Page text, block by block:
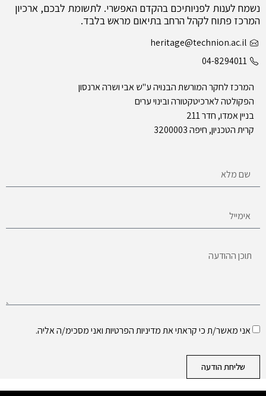
נשמח לענות לפניותיכם בהקדם האפשרי. לתשומת לבכם, ארכיון
המרכז פתוח לקהל הרחב בתיאום מראש בלבד.
heritage@technion.ac.il
04-8294011
המרכז לחקר המורשת הבנויה ע"ש אבי ושרה ארנסון
הפקולטה לארכיטקטורה ובינוי ערים
בניין אמדו, חדר 211
קרית הטכניון, חיפה 3200003
אני מאשר/ת כי קראתי אתמדיניות הפרטיותואני מסכימ/ה אליה.
שליחת הודעה